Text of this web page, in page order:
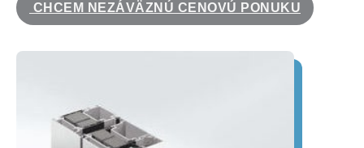
CHCEM NEZÁVÄZNÚ CENOVÚ PONUKU